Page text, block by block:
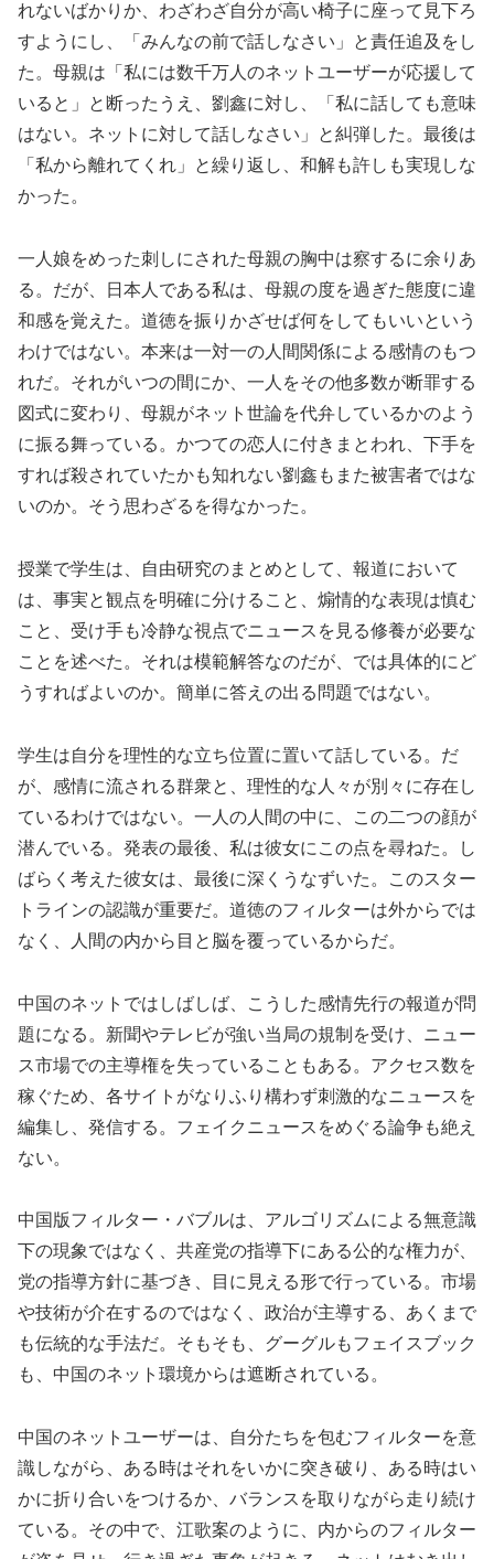
れないばかりか、わざわざ自分が高い椅子に座って見下ろ
すようにし、「みんなの前で話しなさい」と責任追及をし
た。母親は「私には数千万人のネットユーザーが応援して
いると」と断ったうえ、劉鑫に対し、「私に話しても意味
はない。ネットに対して話しなさい」と糾弾した。最後は
「私から離れてくれ」と繰り返し、和解も許しも実現しな
かった。
一人娘をめった刺しにされた母親の胸中は察するに余りあ
る。だが、日本人である私は、母親の度を過ぎた態度に違
和感を覚えた。道徳を振りかざせば何をしてもいいという
わけではない。本来は一対一の人間関係による感情のもつ
れだ。それがいつの間にか、一人をその他多数が断罪する
図式に変わり、母親がネット世論を代弁しているかのよう
に振る舞っている。かつての恋人に付きまとわれ、下手を
すれば殺されていたかも知れない劉鑫もまた被害者ではな
いのか。そう思わざるを得なかった。
授業で学生は、自由研究のまとめとして、報道において
は、事実と観点を明確に分けること、煽情的な表現は慎む
こと、受け手も冷静な視点でニュースを見る修養が必要な
ことを述べた。それは模範解答なのだが、では具体的にど
うすればよいのか。簡単に答えの出る問題ではない。
学生は自分を理性的な立ち位置に置いて話している。だ
が、感情に流される群衆と、理性的な人々が別々に存在し
ているわけではない。一人の人間の中に、この二つの顔が
潜んでいる。発表の最後、私は彼女にこの点を尋ねた。し
ばらく考えた彼女は、最後に深くうなずいた。このスター
トラインの認識が重要だ。道徳のフィルターは外からでは
なく、人間の内から目と脳を覆っているからだ。
中国のネットではしばしば、こうした感情先行の報道が問
題になる。新聞やテレビが強い当局の規制を受け、ニュー
ス市場での主導権を失っていることもある。アクセス数を
稼ぐため、各サイトがなりふり構わず刺激的なニュースを
編集し、発信する。フェイクニュースをめぐる論争も絶え
ない。
中国版フィルター・バブルは、アルゴリズムによる無意識
下の現象ではなく、共産党の指導下にある公的な権力が、
党の指導方針に基づき、目に見える形で行っている。市場
や技術が介在するのではなく、政治が主導する、あくまで
も伝統的な手法だ。そもそも、グーグルもフェイスブック
も、中国のネット環境からは遮断されている。
中国のネットユーザーは、自分たちを包むフィルターを意
識しながら、ある時はそれをいかに突き破り、ある時はい
かに折り合いをつけるか、バランスを取りながら走り続け
ている。その中で、江歌案のように、内からのフィルター